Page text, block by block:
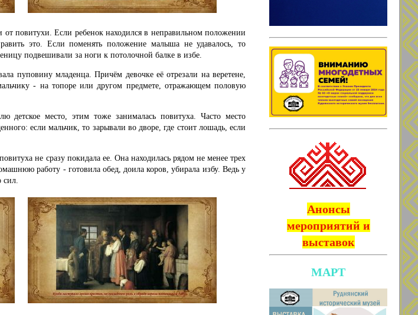
повитухи. Если ребенок находился в неправильном положении
это. Если поменять положение малыша не удавалось, то
подвешивали за ноги к потолочной балке в избе.
пуповину младенца. Причём девочке её отрезали на веретене,
- на топоре или другом предмете, отражающем половую
детское место, этим тоже занималась повитуха. Часто место
если мальчик, то зарывали во дворе, где стоит лошадь, если
не сразу покидала ее. Она находилась рядом не менее трех
работу - готовила обед, доила коров, убирала избу. Ведь у
Анонсы
мероприятий и
выставок
МАРТ